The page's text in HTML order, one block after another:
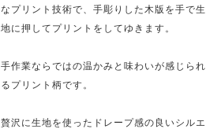
なプリント技術で、手彫りした木版を手で生
地に押してプリントをしてゆきます。
手作業ならではの温かみと味わいが感じられ
るプリント柄です。
贅沢に生地を使ったドレープ感の良いシルエ